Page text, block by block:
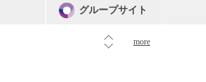
more
グループサイト